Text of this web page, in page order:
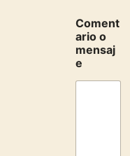
Coment
ario o
mensaj
e